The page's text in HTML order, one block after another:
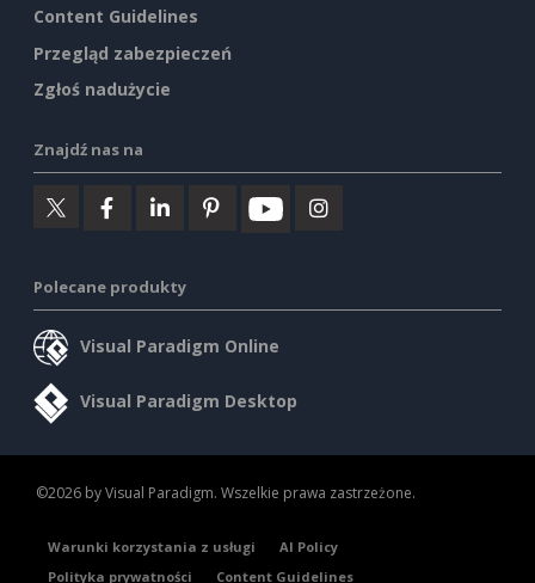
Content Guidelines
Przegląd zabezpieczeń
Zgłoś nadużycie
Znajdź nas na
Polecane produkty
Visual Paradigm Online
Visual Paradigm Desktop
©2026 by Visual Paradigm. Wszelkie prawa zastrzeżone.
Warunki korzystania z usługi
AI Policy
Polityka prywatności
Content Guidelines